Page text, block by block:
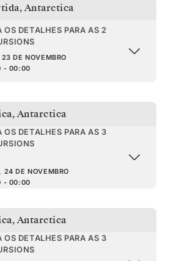
,Antarctica
OS DETALHES PARA AS 2
DE NOVEMBRO
- 00:00
,Antarctica
OS DETALHES PARA AS 3
24 DE NOVEMBRO
- 00:00
,Antarctica
OS DETALHES PARA AS 3